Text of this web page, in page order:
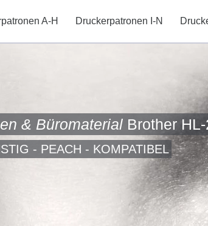
A-H Druckerpatronen I-N
& Büromaterial Brother
- PEACH - KOMPATIBEL